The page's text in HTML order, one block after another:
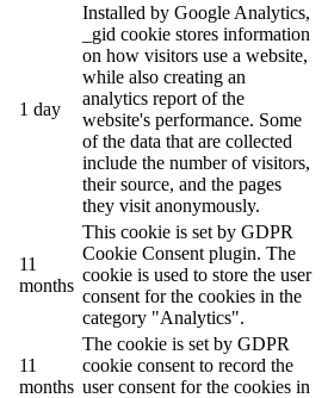
1 day
Installed by Google Analytics,
_gid cookie stores information
on how visitors use a website,
while also creating an
analytics report of the
website's performance. Some
of the data that are collected
include the number of visitors,
their source, and the pages
they visit anonymously.
11
months
This cookie is set by GDPR
Cookie Consent plugin. The
cookie is used to store the user
consent for the cookies in the
category "Analytics".
11
months
The cookie is set by GDPR
cookie consent to record the
user consent for the cookies in